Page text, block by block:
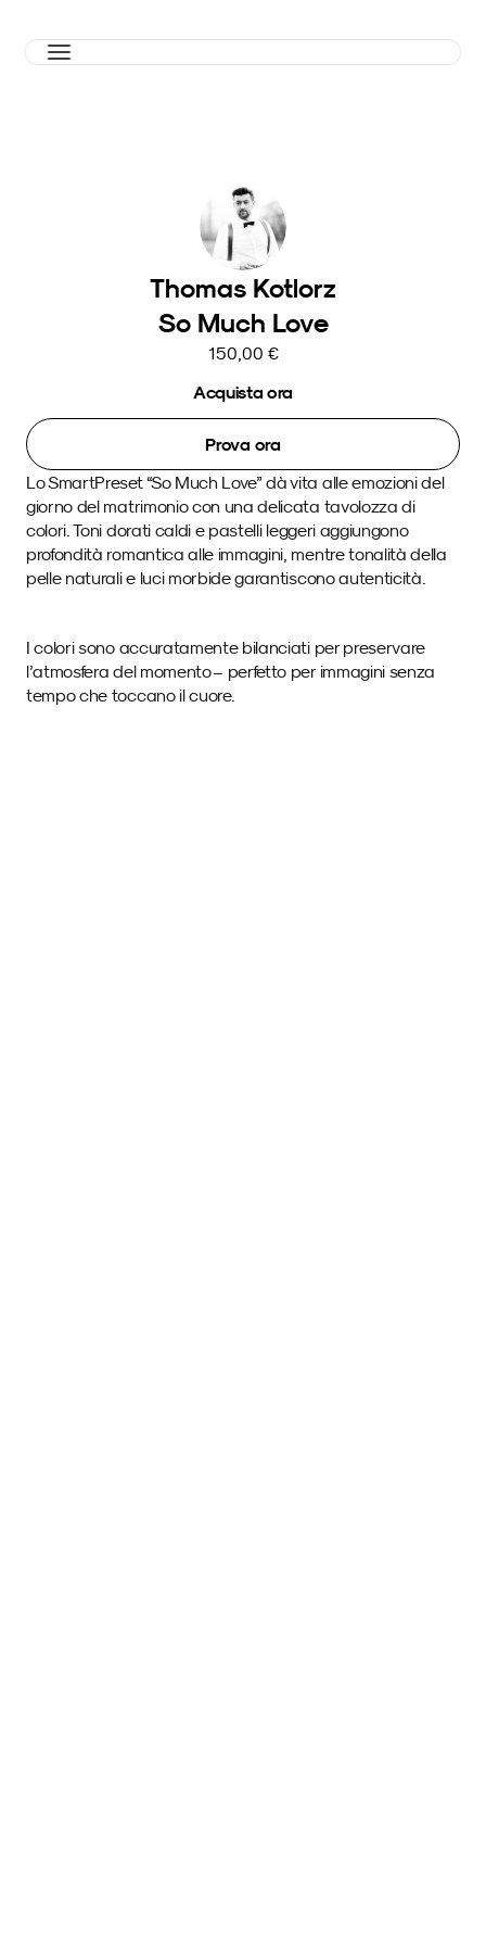
Thomas Kotlorz
So Much Love
150,00 €
Acquista ora
Prova ora
Lo SmartPreset “So Much Love” dà vita alle emozioni del
giorno del matrimonio con una delicata tavolozza di
colori. Toni dorati caldi e pastelli leggeri aggiungono
profondità romantica alle immagini, mentre tonalità della
pelle naturali e luci morbide garantiscono autenticità.
I colori sono accuratamente bilanciati per preservare
l’atmosfera del momento – perfetto per immagini senza
tempo che toccano il cuore.